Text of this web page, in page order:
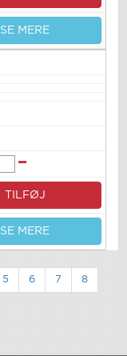
SE MERE
TILFØJ
SE MERE
5 6 7 8